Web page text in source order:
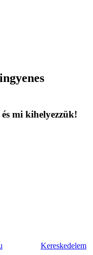
mi kihelyezzük!
Kereskedelem